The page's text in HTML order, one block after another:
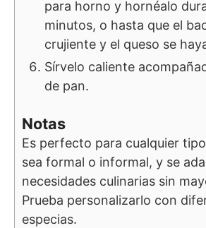
para horno y hornéalo
minutos, o hasta que el
crujiente y el queso se
Sírvelo caliente
de pan.
Notas
Es perfecto para cualquier
sea formal o informal, y se
necesidades culinarias sin
Prueba personalizarlo con
especias.